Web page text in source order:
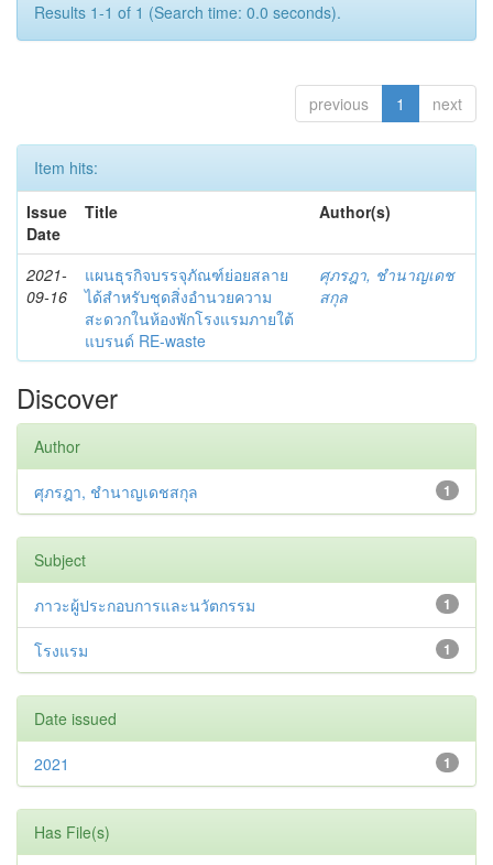
Results 1-1 of 1 (Search time: 0.0 seconds).
previous 1 next
Item hits:
Issue
Date
Title Author(s)
2021-
09-16
แผนธุรกิจบรรจุภัณฑ์ย่อยสลาย
ได้สำหรับชุดสิ่งอำนวยความ
สะดวกในห้องพักโรงแรมภายใต้
แบรนด์ RE-waste
ศุภรฎา, ชํานาญเดช
สกุล
Discover
Author
1
ศุภรฎา, ชํานาญเดชสกุล
Subject
1
ภาวะผู้ประกอบการและนวัตกรรม
1
โรงแรม
Date issued
1
2021
Has File(s)